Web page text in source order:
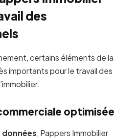
des
certains éléments de la
importants pour le travail des
optimisée
données, Pappers Immobilier